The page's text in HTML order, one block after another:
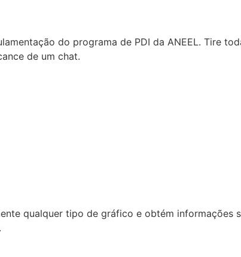
do programa de PDI da ANEEL. Tire
de um chat.
qualquer tipo de gráfico e obtém